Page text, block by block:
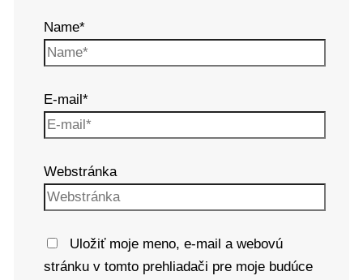
Name*
E-mail*
Webstránka
Uložiť moje meno, e-mail a webovú
stránku v tomto prehliadači pre moje budúce